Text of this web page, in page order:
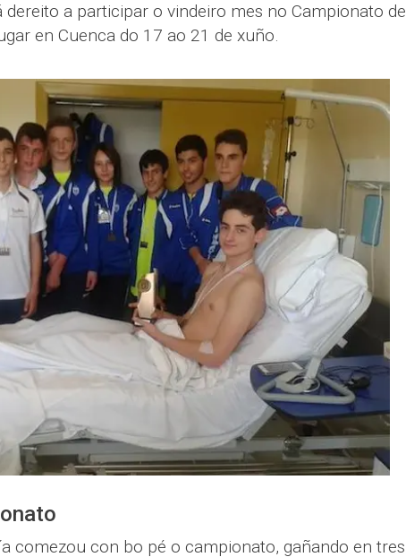
dereito a participar o vindeiro mes no Campionato de
en Cuenca do 17 ao 21 de xuño.
comezou con bo pé o campionato, gañando en tres